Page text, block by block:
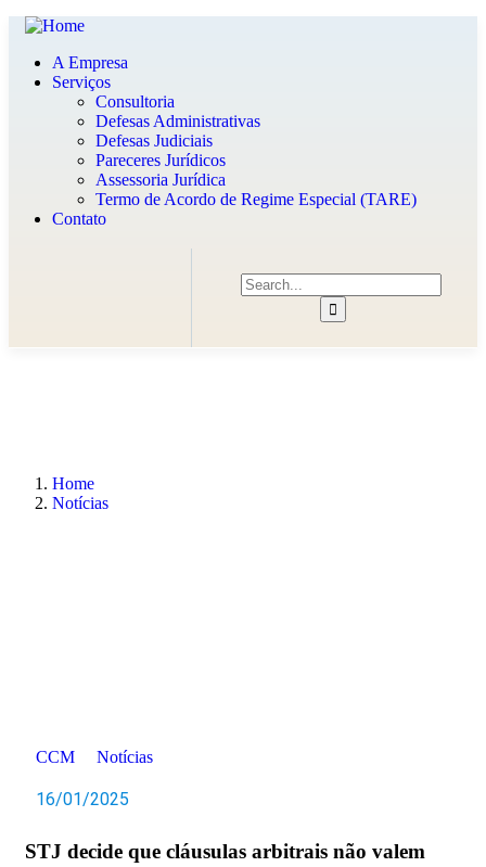
A Empresa
Serviços
Consultoria
Defesas Administrativas
Defesas Judiciais
Pareceres Jurídicos
Assessoria Jurídica
Termo de Acordo de Regime Especial (TARE)
Contato
Home
Notícias
CCM Notícias
16/01/2025
STJ decide que cláusulas arbitrais não valem